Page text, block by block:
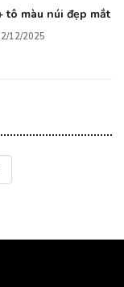
tô màu núi đẹp mắt
12/2025